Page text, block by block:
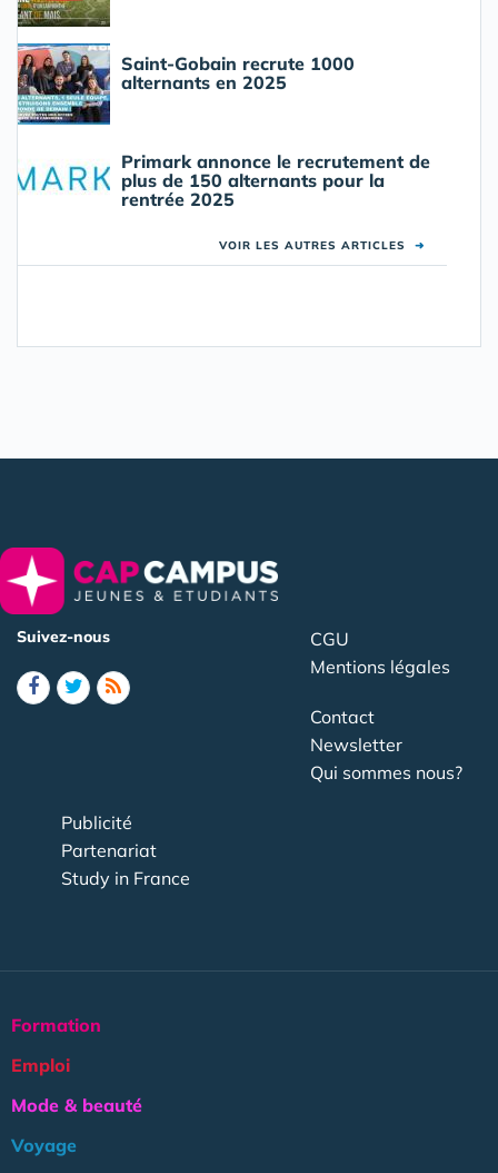
Saint-Gobain recrute 1000
alternants en 2025
Primark annonce le recrutement de
plus de 150 alternants pour la
rentrée 2025
VOIR LES AUTRES ARTICLES ➜
Suivez-nous
CGU
Mentions légales
Contact
Newsletter
Qui sommes nous?
Publicité
Partenariat
Study in France
Formation
Emploi
Mode & beauté
Voyage